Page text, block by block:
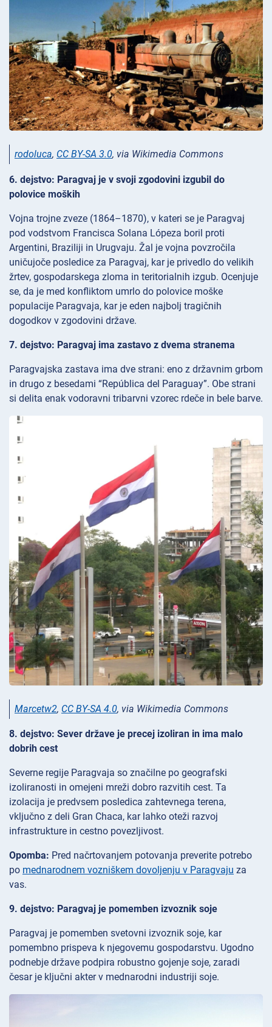
rodoluca, CC BY-SA 3.0, via Wikimedia Commons
6. dejstvo: Paragvaj je v svoji zgodovini izgubil do
polovice moških
Vojna trojne zveze (1864–1870), v kateri se je Paragvaj
pod vodstvom Francisca Solana Lópeza boril proti
Argentini, Braziliji in Urugvaju. Žal je vojna povzročila
uničujoče posledice za Paragvaj, kar je privedlo do velikih
žrtev, gospodarskega zloma in teritorialnih izgub. Ocenjuje
se, da je med konfliktom umrlo do polovice moške
populacije Paragvaja, kar je eden najbolj tragičnih
dogodkov v zgodovini države.
7. dejstvo: Paragvaj ima zastavo z dvema stranema
Paragvajska zastava ima dve strani: eno z državnim grbom
in drugo z besedami “República del Paraguay”. Obe strani
si delita enak vodoravni tribarvni vzorec rdeče in bele barve.
Marcetw2, CC BY-SA 4.0, via Wikimedia Commons
8. dejstvo: Sever države je precej izoliran in ima malo
dobrih cest
Severne regije Paragvaja so značilne po geografski
izoliranosti in omejeni mreži dobro razvitih cest. Ta
izolacija je predvsem posledica zahtevnega terena,
vključno z deli Gran Chaca, kar lahko oteži razvoj
infrastrukture in cestno povezljivost.
Opomba: Pred načrtovanjem potovanja preverite potrebo
po mednarodnem vozniškem dovoljenju v Paragvaju za
vas.
9. dejstvo: Paragvaj je pomemben izvoznik soje
Paragvaj je pomemben svetovni izvoznik soje, kar
pomembno prispeva k njegovemu gospodarstvu. Ugodno
podnebje države podpira robustno gojenje soje, zaradi
česar je ključni akter v mednarodni industriji soje.